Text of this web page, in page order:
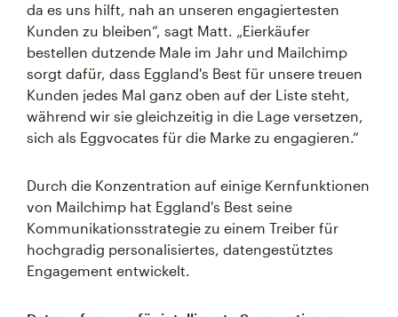
da es uns hilft, nah an unseren engagiertesten
Kunden zu bleiben“, sagt Matt. „Eierkäufer
bestellen dutzende Male im Jahr und Mailchimp
sorgt dafür, dass Eggland's Best für unsere treuen
Kunden jedes Mal ganz oben auf der Liste steht,
während wir sie gleichzeitig in die Lage versetzen,
sich als Eggvocates für die Marke zu engagieren.“
Durch die Konzentration auf einige Kernfunktionen
von Mailchimp hat Eggland's Best seine
Kommunikationsstrategie zu einem Treiber für
hochgradig personalisiertes, datengestütztes
Engagement entwickelt.